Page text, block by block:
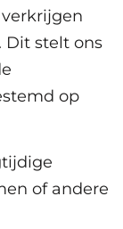
Dit stelt ons
op
of andere